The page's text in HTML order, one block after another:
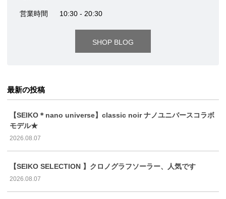
営業時間 10:30 - 20:30
SHOP BLOG
最新の投稿
【SEIKO＊nano universe】classic noir ナノユニバースコラボ
モデル★
2026.08.07
【SEIKO SELECTION 】クロノグラフソーラー、人気です
2026.08.07